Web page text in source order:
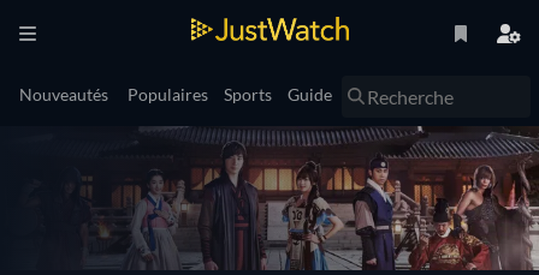
Nouveautés Populaires Sports Guide